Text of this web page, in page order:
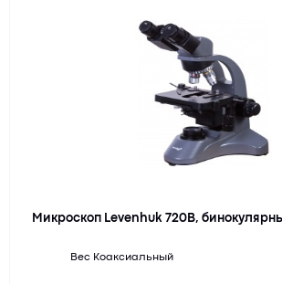
Микроскоп Levenhuk 720B,
Вес Коаксиальный